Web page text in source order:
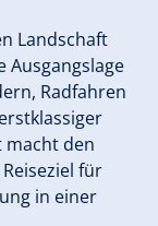
Landschaft
Ausgangslage
Radfahren
den
für
in einer